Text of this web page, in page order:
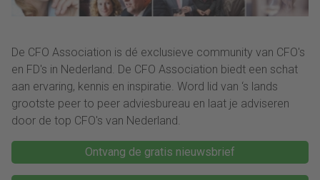
De CFO Association is dé exclusieve community van CFO's
en FD's in Nederland. De CFO Association biedt een schat
aan ervaring, kennis en inspiratie. Word lid van ‘s lands
grootste peer to peer adviesbureau en laat je adviseren
door de top CFO's van Nederland.
Ontvang de gratis nieuwsbrief